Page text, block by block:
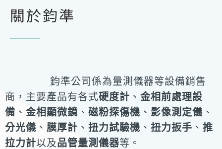
關於鈞準
鈞準公司係為量測儀器等設備銷售
商，主要產品有各式硬度計 、 金相前處理設
備 、 金相顯微鏡 、 磁粉探傷機 、 影像測定儀 、
分光儀 、 膜厚計 、 扭力試驗機 、 扭力扳手 、 推
拉力計以及品管量測儀器等。